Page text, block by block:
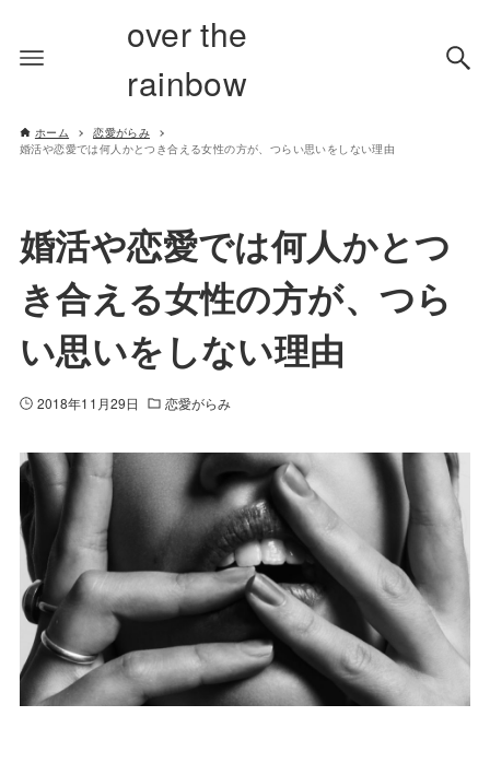
over the
rainbow
ホーム
恋愛がらみ
婚活や恋愛では何人かとつき合える女性の方が、つらい思いをしない理由
婚活や恋愛では何人かとつ
き合える女性の方が、つら
い思いをしない理由
2018年11月29日 恋愛がらみ